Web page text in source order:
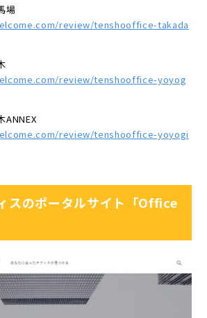
場
review/tenshooffice-takada
review/tenshooffice-yoyog
ANNEX
review/tenshooffice-yoyogi
スのポータルサイト「Office